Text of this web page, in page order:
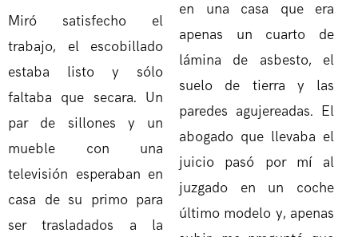
Miró satisfecho el
trabajo, el escobillado
estaba listo y sólo
faltaba que secara. Un
par de sillones y un
mueble con una
televisión esperaban en
casa de su primo para
ser trasladados a la
en una casa que era
apenas un cuarto de
lámina de asbesto, el
suelo de tierra y las
paredes agujereadas. El
abogado que llevaba el
juicio pasó por mí al
juzgado en un coche
último modelo y, apenas